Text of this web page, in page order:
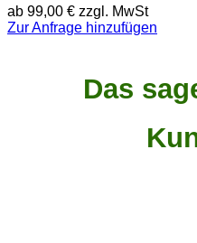
ab 99,00 € zzgl. MwSt
Zur Anfrage hinzufügen
Das